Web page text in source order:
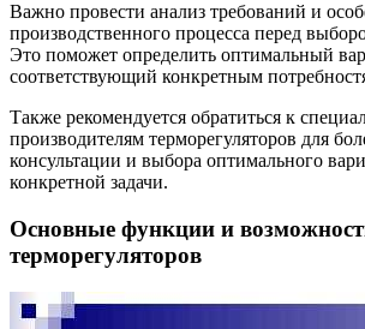
Важно провести анализ требований и
производственного процесса перед
Это поможет определить оптимальный
соответствующий конкретным
Также рекомендуется обратиться к
производителям терморегуляторов для
консультации и выбора оптимального
конкретной задачи.
Основные функции и
терморегуляторов